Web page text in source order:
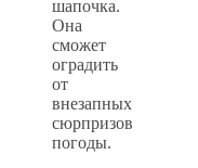
шапочка.
Она
сможет
оградить
от
внезапных
сюрпризов
погоды.